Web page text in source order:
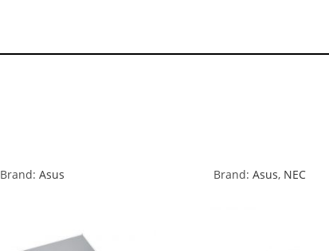
Brand: Asus, NEC
Brand: Asus